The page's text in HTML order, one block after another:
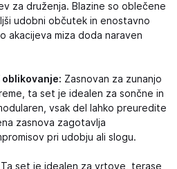
za druženja. Blazine so oblečene
udobni občutek in enostavno
akacijeva miza doda naraven
Zasnovan za zunanjo
ta set je idealen za sončne in
vsak del lahko preuredite
zasnova zagotavlja
pri udobju ali slogu.
Ta set je idealen za vrtove, terase